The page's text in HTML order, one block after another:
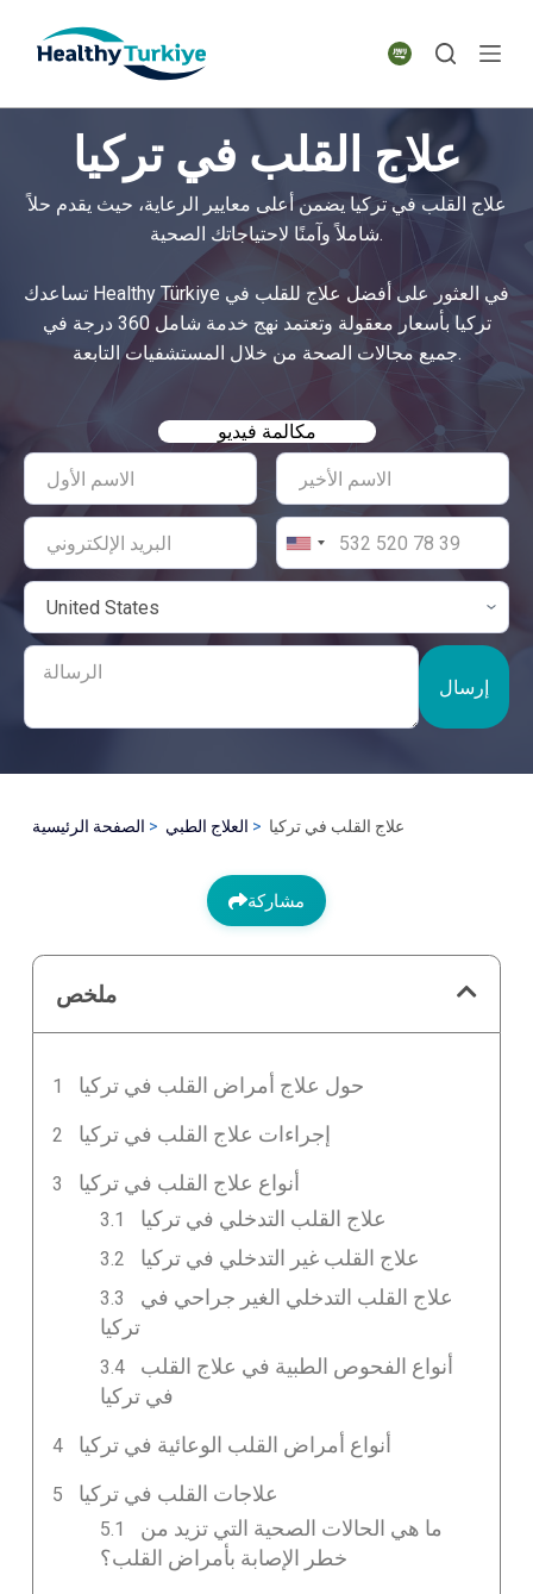
p
c
t
علاج القلب في تركيا
علاج القلب في تركيا يضمن أعلى معايير الرعاية، حيث يقدم حلاً
شاملاً وآمنًا لاحتياجاتك الصحية.
تساعدك Healthy Türkiye في العثور على أفضل علاج للقلب في
تركيا بأسعار معقولة وتعتمد نهج خدمة شامل 360 درجة في
جميع مجالات الصحة من خلال المستشفيات التابعة.
مكالمة فيديو
إرسال
الصفحة الرئيسية العلاج الطبي علاج القلب في تركيا
مشاركة
ملخص
حول علاج أمراض القلب في تركيا
إجراءات علاج القلب في تركيا
أنواع علاج القلب في تركيا
علاج القلب التدخلي في تركيا
علاج القلب غير التدخلي في تركيا
علاج القلب التدخلي الغير جراحي في
تركيا
أنواع الفحوص الطبية في علاج القلب
في تركيا
أنواع أمراض القلب الوعائية في تركيا
علاجات القلب في تركيا
ما هي الحالات الصحية التي تزيد من
خطر الإصابة بأمراض القلب؟